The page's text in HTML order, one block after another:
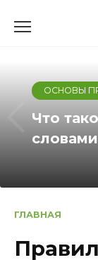
ОСНОВЫ
Что
ГЛАВНАЯ